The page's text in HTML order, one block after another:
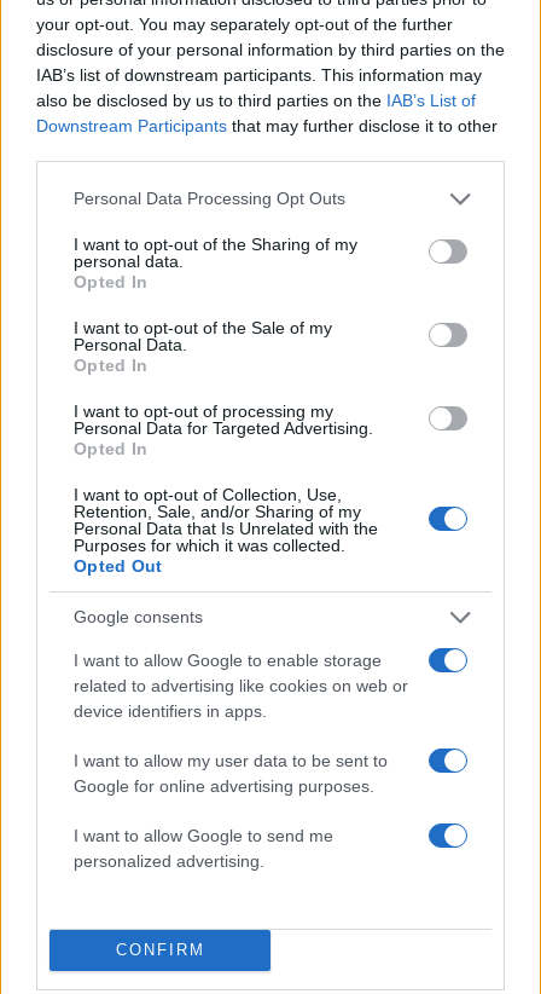
your opt-out. You may separately opt-out of the further
disclosure of your personal information by third parties on the
IAB’s list of downstream participants. This information may
also be disclosed by us to third parties on the IAB’s List of
Downstream Participants that may further disclose it to other
Please note that this website/app uses one or more Google
not limited to your visit or usage behaviour. You may click to
grant or deny consent to Google and its third-party tags to
use your data for below specified purposes in below Google
consent section.
Personal Data Processing Opt Outs
I want to opt-out of the Sharing of my
personal data.
Opted In
I want to opt-out of the Sale of my
Personal Data.
Opted In
I want to opt-out of processing my
Personal Data for Targeted Advertising.
Opted In
I want to opt-out of Collection, Use,
Retention, Sale, and/or Sharing of my
Personal Data that Is Unrelated with the
Purposes for which it was collected.
Opted Out
Google consents
I want to allow Google to enable storage
related to advertising like cookies on web or
device identifiers in apps.
I want to allow my user data to be sent to
Google for online advertising purposes.
I want to allow Google to send me
personalized advertising.
CONFIRM
ΔΙΑΦΗΜΙΣΗ
Σχόλια
Σχολίασε εδώ
«δείχνει» η πρώτη
ιατροδικαστική εκτίμηση
για τον θάνατο του
γιος του σε καταψύκτη
Προφυλακίστηκε ο
26χρονος Αφγανός
θάνατο της